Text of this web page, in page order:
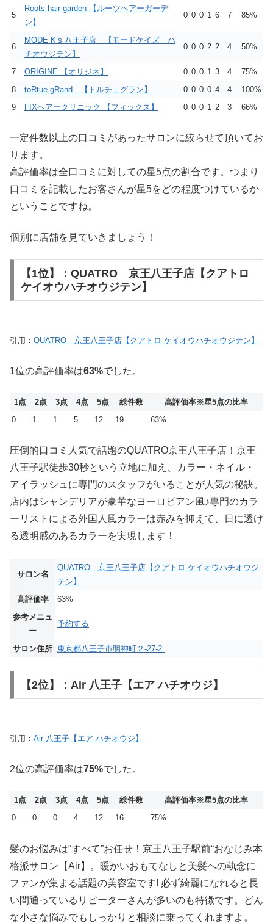
5
Roots hair garden 【ルーツヘアーガーデ
ン】
0 0 0 1 6 7 85%
6
MODE K’s 八王子店 【モードケイズ ハ
チオウジテン】
0 0 0 2 2 4 50%
7 ORIGINE 【オリジネ】 0 0 0 1 3 4
75%
8
toRtue gRand 【トルチェグラン】 0 0 0 0 4 4
100%
9
FIXヘアークリニック 【フィックス】 0 0 0 1 2 3 66%
一定件数以上の口コミがあったサロンに絞らせて頂いてお
ります。
高評価率は全口コミに対しての星5点の割合です。つまり
口コミを記載したお客さんが星5をどの程度つけているか
ということですね。
個別に店舗を見ていきましょう！
【1位】：QUATRO 京王八王子店【クアトロ
ケイオウハチオウジテン】
引用： QUATRO 京王八王子店【クアトロ ケイオウハチオウジテン】
1位の高評価率は63%でした。
1点 2点 3点 4点 5点 総件数 高評価率※星5点の比率
0
1 1 5 12 19 63%
圧倒的口コミ人気で話題のQUATRO京王八王子店！京王
八王子駅徒歩30秒という立地に加え、カラー・ネイル・
アイラッシュに専門のスタッフがいることが人気の秘訣。
店内はシャンデリアが豪華なヨーロピアン風♪専門のカラ
ーリストによる外国人風カラーは赤みを抑えて、日に透け
る透明感のあるカラーを実現します！
サロン名
QUATRO 京王八王子店【クアトロ ケイオウハチオウジ
テン】
高評価率
63%
参考メニュ
ー
予約する
サロン住所 東京都八王子市明神町２-27-2
【2位】：Air 八王子【エア ハチオウジ】
引用： Air 八王子【エア ハチオウジ】
2位の高評価率は75%でした。
1点 2点 3点 4点 5点 総件数 高評価率※星5点の比率
0
0 0 4 12 16 75%
髪のお悩みは“すべて”お任せ！京王八王子駅前“おなじみ本
格派サロン【Air】。暖かいおもてなしと美髪への執念に
ファンが集まる話題の美容室です! 必ず綺麗になれると長
い間通っているリピーターさんが多いのも特徴です。どん
な小さな悩みでもしっかりと相談に乗ってくれますよ。